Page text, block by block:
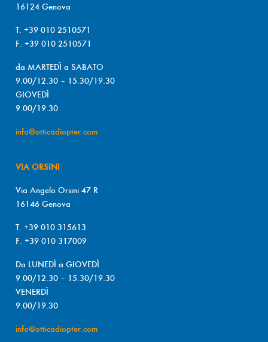
16124 Genova
T. +39 010 2510571
F. +39 010 2510571
da MARTEDÌ a SABATO
9.00/12.30 – 15.30/19.30
GIOVEDÌ
9.00/19.30
info@otticadiopter.com
VIA ORSINI
Via Angelo Orsini 47 R
16146 Genova
T. +39 010 315613
F. +39 010 317009
Da LUNEDÌ a GIOVEDÌ
9.00/12.30 – 15.30/19.30
VENERDÌ
9.00/19.30
info@otticadiopter.com